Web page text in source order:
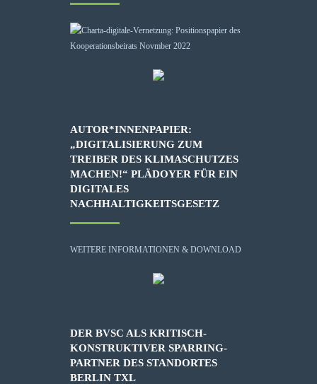
AUTOR*INNENPAPIER:
„DIGITALISIERUNG ZUM
TREIBER DES KLIMASCHUTZES
MACHEN!“ PLÄDOYER FÜR EIN
DIGITALES
NACHHALTIGKEITSGESETZ
WEITERE INFORMATIONEN & DOWNLOAD
DER BVSC ALS KRITISCH-
KONSTRUKTIVER SPARRING-
PARTNER DES STANDORTES
BERLIN TXL